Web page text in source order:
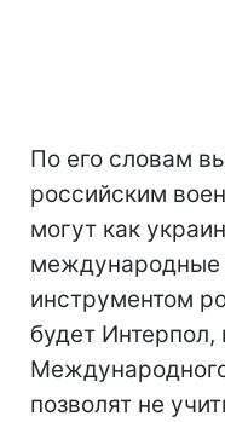
По его словам
российским
могут как
международные
инструментом
будет
позволят не